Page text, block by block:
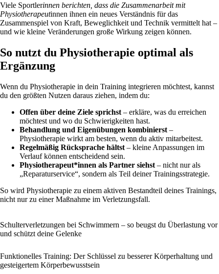
Viele Sportlerinnen berichten, dass die Zusammenarbeit mit
Physiotherapeutinnen ihnen ein neues Verständnis für das
Zusammenspiel von Kraft, Beweglichkeit und Technik vermittelt hat –
und wie kleine Veränderungen große Wirkung zeigen können.
So nutzt du Physiotherapie optimal als
Ergänzung
Wenn du Physiotherapie in dein Training integrieren möchtest, kannst
du den größten Nutzen daraus ziehen, indem du:
Offen über deine Ziele sprichst – erkläre, was du erreichen
möchtest und wo du Schwierigkeiten hast.
Behandlung und Eigenübungen kombinierst –
Physiotherapie wirkt am besten, wenn du aktiv mitarbeitest.
Regelmäßig Rücksprache hältst – kleine Anpassungen im
Verlauf können entscheidend sein.
Physiotherapeut*innen als Partner siehst – nicht nur als
„Reparaturservice“, sondern als Teil deiner Trainingsstrategie.
So wird Physiotherapie zu einem aktiven Bestandteil deines Trainings,
nicht nur zu einer Maßnahme im Verletzungsfall.
Schulterverletzungen bei Schwimmern – so beugst du Überlastung vor
und schützt deine Gelenke
Funktionelles Training: Der Schlüssel zu besserer Körperhaltung und
gesteigertem Körperbewusstsein